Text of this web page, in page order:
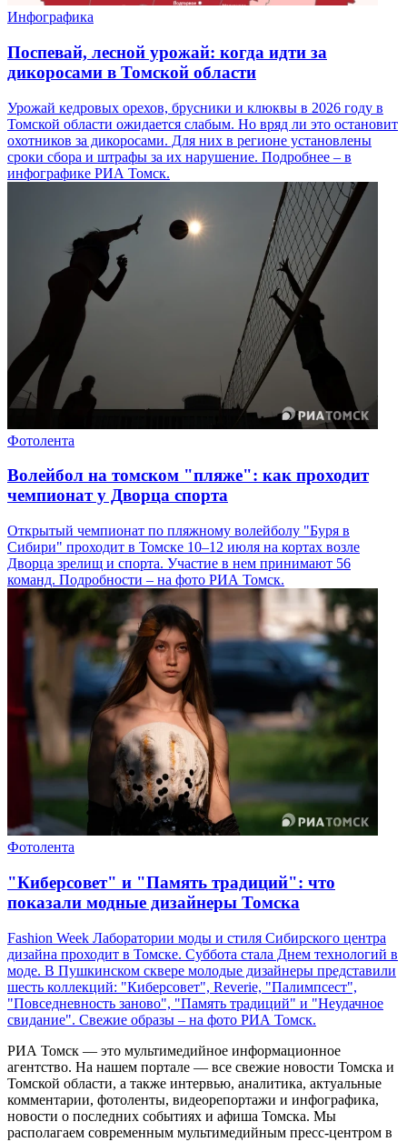
Инфографика
Поспевай, лесной урожай: когда идти за
дикоросами в Томской области
Урожай кедровых орехов, брусники и клюквы в 2026 году в
Томской области ожидается слабым. Но вряд ли это остановит
охотников за дикоросами. Для них в регионе установлены
сроки сбора и штрафы за их нарушение. Подробнее – в
инфографике РИА Томск.
Фотолента
Волейбол на томском "пляже": как проходит
чемпионат у Дворца спорта
Открытый чемпионат по пляжному волейболу "Буря в
Сибири" проходит в Томске 10–12 июля на кортах возле
Дворца зрелищ и спорта. Участие в нем принимают 56
команд. Подробности – на фото РИА Томск.
Фотолента
"Киберсовет" и "Память традиций": что
показали модные дизайнеры Томска
Fashion Week Лаборатории моды и стиля Сибирского центра
дизайна проходит в Томске. Суббота стала Днем технологий в
моде. В Пушкинском сквере молодые дизайнеры представили
шесть коллекций: "Киберсовет", Reverie, "Палимпсест",
"Повседневность заново", "Память традиций" и "Неудачное
свидание". Свежие образы – на фото РИА Томск.
РИА Томск — это мультимедийное информационное
агентство. На нашем портале — все свежие новости Томска и
Томской области, а также интервью, аналитика, актуальные
комментарии, фотоленты, видеорепортажи и инфографика,
новости о последних событиях и афиша Томска. Мы
располагаем современным мультимедийным пресс-центром в